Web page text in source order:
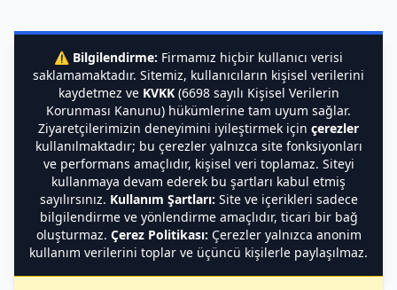
⚠️ Bilgilendirme: Firmamız hiçbir kullanıcı verisi
saklamamaktadır. Sitemiz, kullanıcıların kişisel verilerini
kaydetmez ve KVKK(6698 sayılı Kişisel Verilerin
Korunması Kanunu) hükümlerine tam uyum sağlar.
Ziyaretçilerimizin deneyimini iyileştirmek için çerezler
kullanılmaktadır; bu çerezler yalnızca site fonksiyonları
ve performans amaçlıdır, kişisel veri toplamaz. Siteyi
kullanmaya devam ederek bu şartları kabul etmiş
sayılırsınız. Kullanım Şartları: Site ve içerikleri sadece
bilgilendirme ve yönlendirme amaçlıdır, ticari bir bağ
oluşturmaz. Çerez Politikası: Çerezler yalnızca anonim
kullanım verilerini toplar ve üçüncü kişilerle paylaşılmaz.